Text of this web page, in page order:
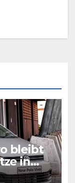
bleibt
in